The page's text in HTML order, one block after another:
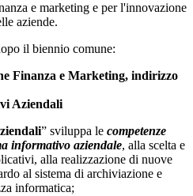
e marketing e per l'innovazione
aziende.
il biennio comune:
Finanza e Marketing, indirizzo
Aziendali
” sviluppa le competenze
informativo aziendale, alla scelta e
alla realizzazione di nuove
al sistema di archiviazione e
informatica;